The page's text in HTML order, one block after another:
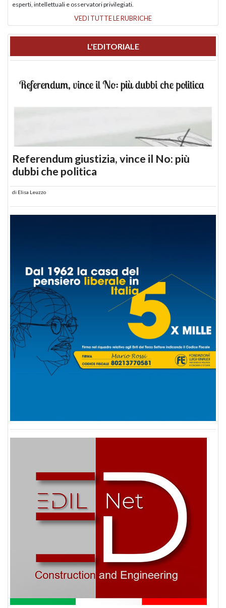
esperti, intellettuali e osservatori privilegiati.
VEDI TUTTE LE RUBRICHE
L'EDITORIALE
Referendum giustizia, vince il No: più
dubbi che politica
di Elisa Leuzzo